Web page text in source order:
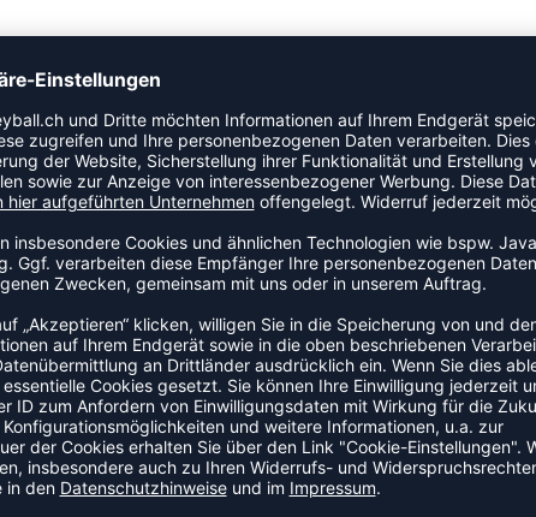
Spaß haben! Der RUBBER BOOT JR ist der
mitnehmen kannst. Die geformten Sohlen
Länge bietet ausreichend Schutz für die Knöchel
Anziehen sowie ein kleines Flaggendetail.